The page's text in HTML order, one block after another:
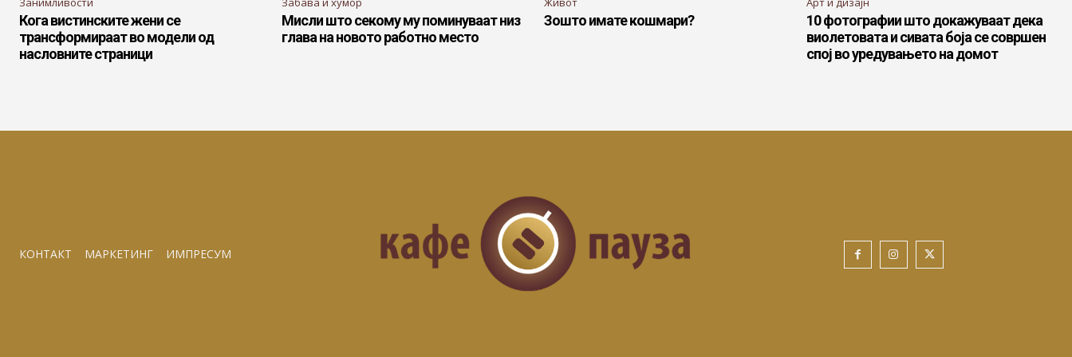
Кога вистинските жени се
трансформираат во модели од
насловните страници
Мисли што секому му поминуваат низ
глава на новото работно место
Зошто имате кошмари?
10 фотографии што докажуваат дека
виолетовата и сивата боја се совршен
спој во уредувањето на домот
КОНТАКТ МАРКЕТИНГ ИМПРЕСУМ